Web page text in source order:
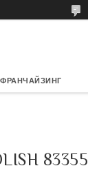
ФРАНЧАЙЗИНГ
83355